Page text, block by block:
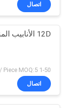
اتصال
12D الأنابيب المناسب بيند
اتصال